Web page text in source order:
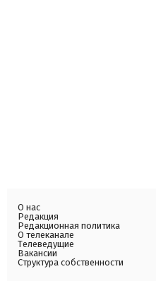
О нас
Редакция
Редакционная политика
О телеканале
Телеведущие
Вакансии
Структура собственности